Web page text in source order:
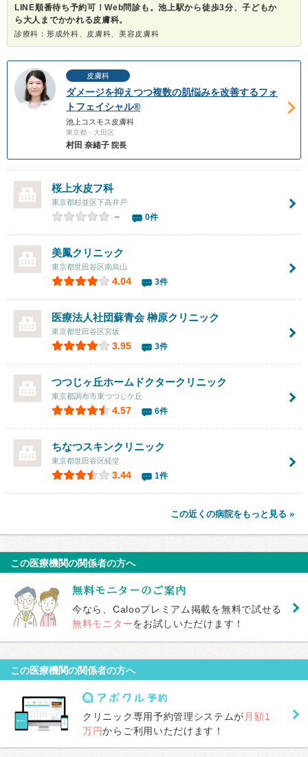
LINE順番待ち予約可！Web問診も。池上駅から徒歩3分、子どもか
ら大人までかかれる皮膚科。
診療科：形成外科、皮膚科、美容皮膚科
皮膚科
ダメージを抑えつつ複数の肌悩みを改善するフォ
トフェイシャル®
池上コスモス皮膚科
東京都・大田区
村田 奈緒子 院長
桜上水皮フ科
東京都杉並区下高井戸
－ 0件
美鳳クリニック
東京都世田谷区南烏山
4.04 3件
医療法人社団蘇青会榊原クリニック
東京都世田谷区宮坂
3.95 3件
つつじヶ丘ホームドクタークリニック
東京都調布市東つつじケ丘
4.57 6件
ちなつスキンクリニック
東京都世田谷区経堂
3.44 1件
この近くの病院をもっと見る »
この医療機関の関係者の方へ
今なら、Calooプレミアム掲載を無料で試せる
無料モニターをお試しいただけます！
この医療機関の関係者の方へ
クリニック専用予約管理システムが 月額1
万円からご利用いただけます！